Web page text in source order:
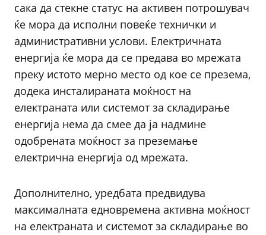
сака да стекне статус на активен потрошувач
ќе мора да исполни повеќе технички и
административни услови. Електричната
енергија ќе мора да се предава во мрежата
преку истото мерно место од кое се презема,
додека инсталираната моќност на
електраната или системот за складирање
енергија нема да смее да ја надмине
одобрената моќност за преземање
електрична енергија од мрежата.
Дополнително, уредбата предвидува
максималната едновремена активна моќност
на електраната и системот за складирање во